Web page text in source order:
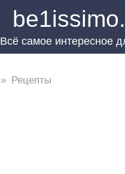
Всё самое интересное
» Рецепты